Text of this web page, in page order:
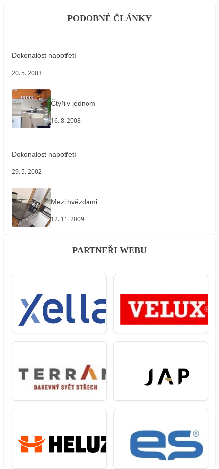
PODOBNÉ ČLÁNKY
Dokonalost napotřetí
20. 5. 2003
Čtyři v jednom
16. 8. 2008
Dokonalost napotřetí
29. 5. 2002
Mezi hvězdami
12. 11. 2009
PARTNEŘI WEBU